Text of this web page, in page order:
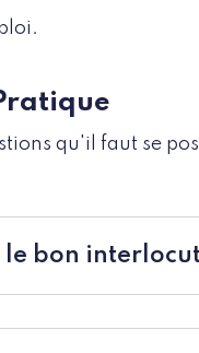
qu'il faut se
le bon